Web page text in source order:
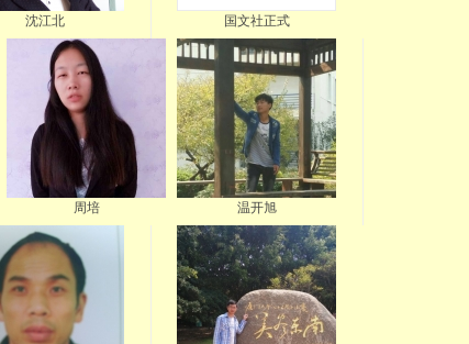
沈江北 国文社正式
周培 温开旭